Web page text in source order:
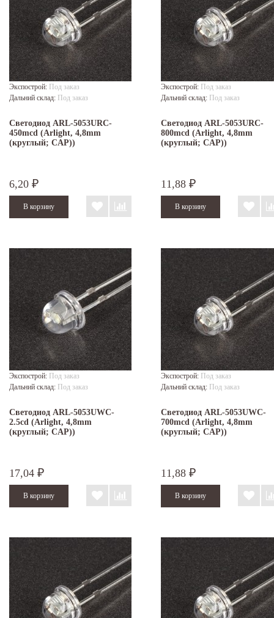
Экспострой: Под заказ
Дальний склад: Под заказ
Светодиод ARL-5053URC-
450mcd (Arlight, 4,8mm
(круглый; CAP))
6,20 ₽
Экспострой: Под заказ
Дальний склад: Под заказ
Светодиод ARL-5053URC-
800mcd (Arlight, 4,8mm
(круглый; CAP))
11,88 ₽
Экспострой: Под заказ
Дальний склад: Под заказ
Светодиод ARL-5053UWC-
2.5cd (Arlight, 4,8mm
(круглый; CAP))
17,04 ₽
Экспострой: Под заказ
Дальний склад: Под заказ
Светодиод ARL-5053UWC-
700mcd (Arlight, 4,8mm
(круглый; CAP))
11,88 ₽